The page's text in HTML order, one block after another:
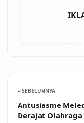
« SEBELUMNYA
Antusiasme
Derajat Olahraga